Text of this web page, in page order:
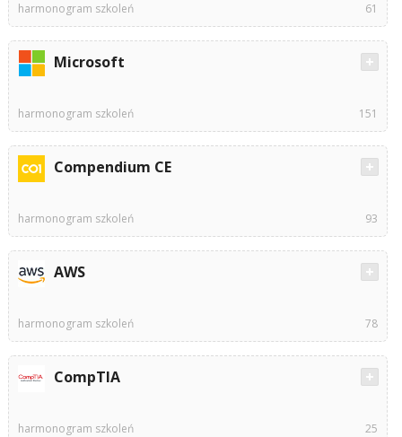
harmonogram szkoleń 61
Microsoft
harmonogram szkoleń 151
Compendium CE
harmonogram szkoleń 93
AWS
harmonogram szkoleń 78
CompTIA
harmonogram szkoleń 25